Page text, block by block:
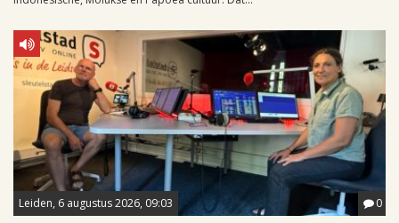
Leiden, 6 augustus 2026, 09:03 0